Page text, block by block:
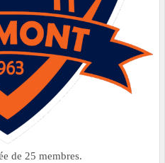
de 25 membres.